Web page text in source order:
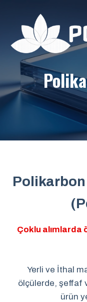
Polikarbon
Çoklu alımlarda
Yerli ve İthal
ölçülerde, şeffaf
ürün